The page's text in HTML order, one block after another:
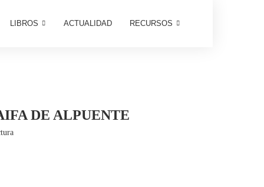
LIBROS ACTUALIDAD RECURSOS
DE ALPUENTE